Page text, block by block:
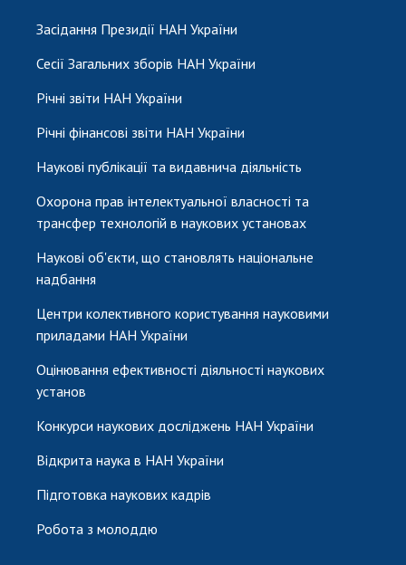
Засідання Президії НАН України
Сесії Загальних зборів НАН України
Річні звіти НАН України
Річні фінансові звіти НАН України
Наукові публікації та видавнича діяльність
Охорона прав інтелектуальної власності та
трансфер технологій в наукових установах
Наукові об'єкти, що становлять національне
надбання
Центри колективного користування науковими
приладами НАН України
Оцінювання ефективності діяльності наукових
установ
Конкурси наукових досліджень НАН України
Відкрита наука в НАН України
Підготовка наукових кадрів
Робота з молоддю